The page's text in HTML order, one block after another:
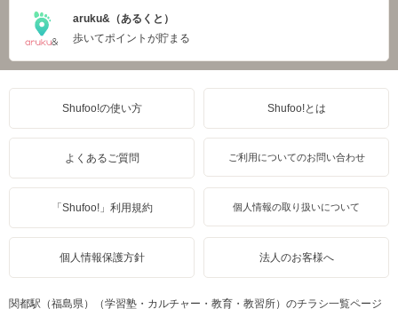
aruku&（あるくと）
歩いてポイントが貯まる
Shufoo!の使い方 Shufoo!とは
よくあるご質問 ご利用についてのお問い合わせ
「Shufoo!」利用規約 個人情報の取り扱いについて
個人情報保護方針 法人のお客様へ
関都駅（福島県）（学習塾・カルチャー・教育・教習所）のチラシ一覧ページ